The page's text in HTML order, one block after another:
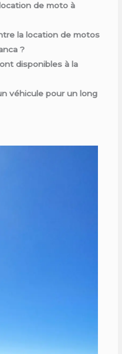
de moto à
la location de motos
?
disponibles à la
véhicule pour un long